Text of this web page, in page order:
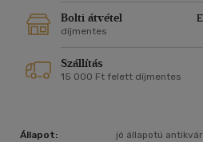
Bolti átvétel
díjmentes
Szállítás
15 000 Ft felett díjmentes
Állapot: jó állapotú